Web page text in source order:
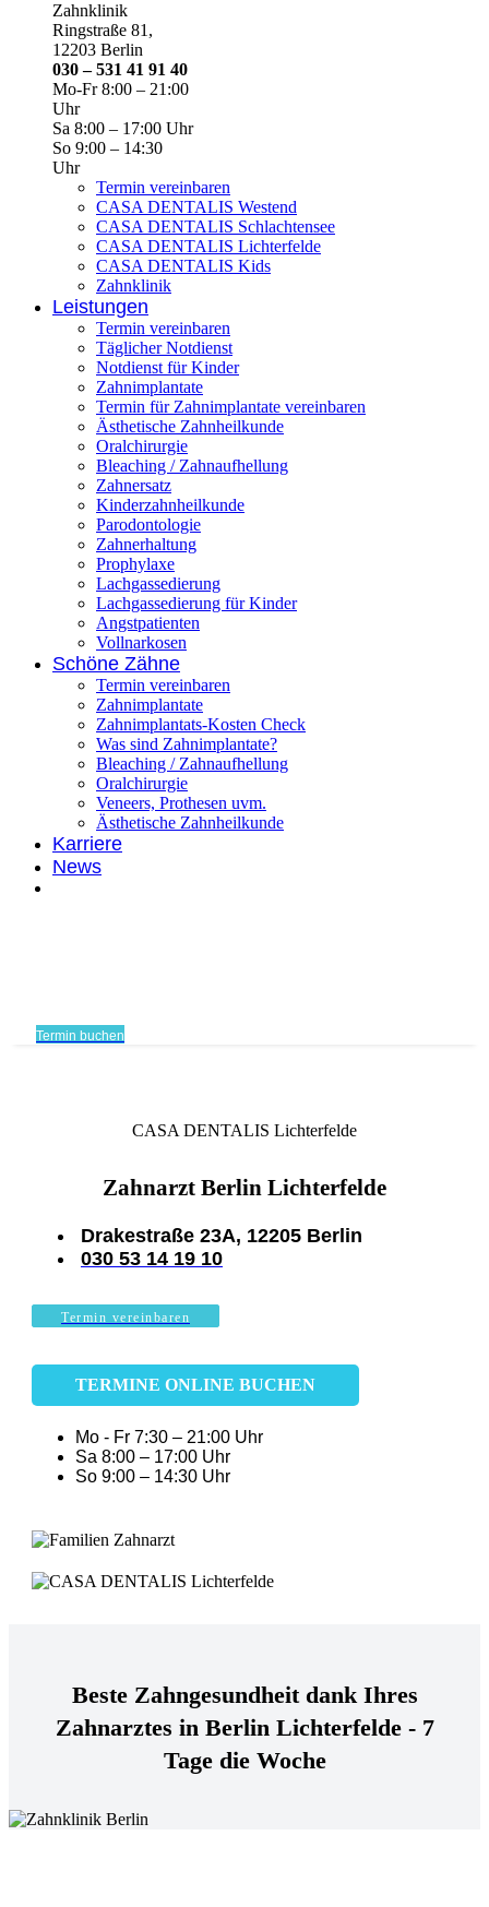
Zahnklinik
Ringstraße 81,
12203 Berlin
030 – 531 41 91 40
Mo-Fr 8:00 – 21:00
Uhr
Sa 8:00 – 17:00 Uhr
So 9:00 – 14:30
Uhr
Termin vereinbaren
CASA DENTALIS Westend
CASA DENTALIS Schlachtensee
CASA DENTALIS Lichterfelde
CASA DENTALIS Kids
Zahnklinik
Leistungen
Termin vereinbaren
Täglicher Notdienst
Notdienst für Kinder
Zahnimplantate
Termin für Zahnimplantate vereinbaren
Ästhetische Zahnheilkunde
Oralchirurgie
Bleaching / Zahnaufhellung
Zahnersatz
Kinderzahnheilkunde
Parodontologie
Zahnerhaltung
Prophylaxe
Lachgassedierung
Lachgassedierung für Kinder
Angstpatienten
Vollnarkosen
Schöne Zähne
Termin vereinbaren
Zahnimplantate
Zahnimplantats-Kosten Check
Was sind Zahnimplantate?
Bleaching / Zahnaufhellung
Oralchirurgie
Veneers, Prothesen uvm.
Ästhetische Zahnheilkunde
Karriere
News
Termin buchen
CASA DENTALIS Lichterfelde
Zahnarzt Berlin Lichterfelde
Drakestraße 23A, 12205 Berlin
030 53 14 19 10
Termin vereinbaren
TERMINE ONLINE BUCHEN
Mo - Fr 7:30 – 21:00 Uhr
Sa 8:00 – 17:00 Uhr
So 9:00 – 14:30 Uhr
Beste Zahngesundheit dank Ihres
Zahnarztes in Berlin Lichterfelde - 7
Tage die Woche